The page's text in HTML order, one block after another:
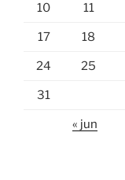
10 11
17 18
24 25
31
« jun